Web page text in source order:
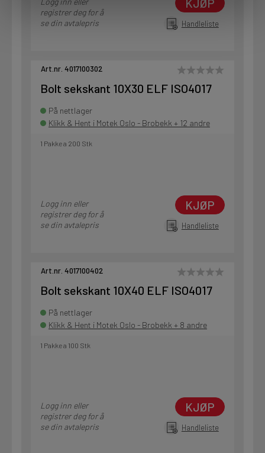
registrer deg for å
se din avtalepris
KJØP
Handleliste
Art.nr. 4017100302
Bolt sekskant 10X30 ELF ISO4017
På nettlager
Klikk & Hent i Motek Oslo - Brobekk + 12 andre
1 Pakke a 200 Stk
Logg inn eller
registrer deg for å
se din avtalepris
KJØP
Handleliste
Art.nr. 4017100402
Bolt sekskant 10X40 ELF ISO4017
På nettlager
Klikk & Hent i Motek Oslo - Brobekk + 8 andre
1 Pakke a 100 Stk
Logg inn eller
registrer deg for å
se din avtalepris
KJØP
Handleliste